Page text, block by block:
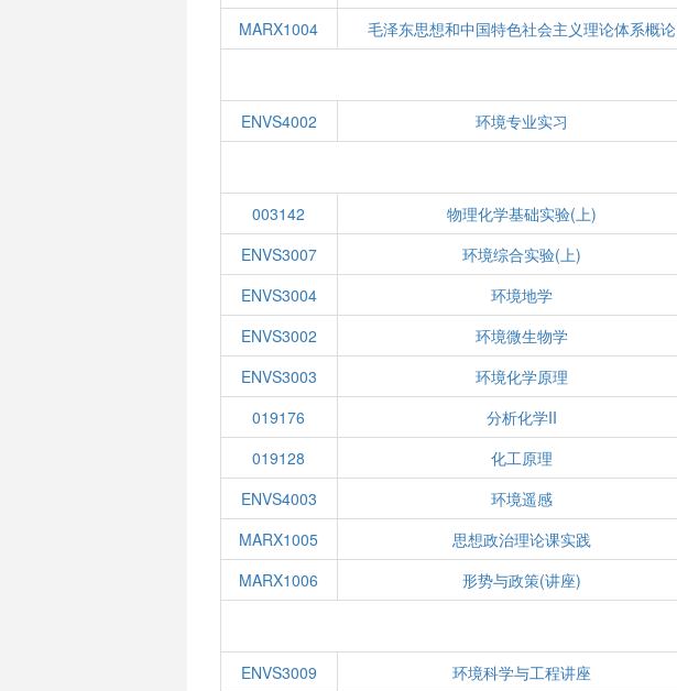
MARX1004
毛泽东思想和中国特色社会主义理论体系概论
ENVS4002 环境专业实习
003142 物理化学基础实验(上)
ENVS3007
环境综合实验(上)
ENVS3004
环境地学
ENVS3002
环境微生物学
ENVS3003
环境化学原理
019176
分析化学II
019128
化工原理
ENVS4003
环境遥感
MARX1005
思想政治理论课实践
MARX1006
形势与政策(讲座)
ENVS3009 环境科学与工程讲座